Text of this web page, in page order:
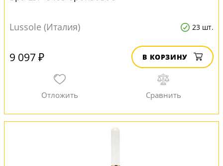
Lussole (Италия) 23 шт.
9 097 ₽ В КОРЗИНУ